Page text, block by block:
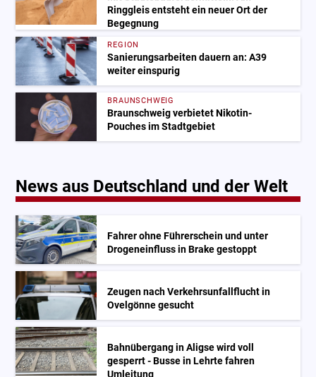
Ringgleis entsteht ein neuer Ort der
Begegnung
REGION
Sanierungsarbeiten dauern an: A39
weiter einspurig
BRAUNSCHWEIG
Braunschweig verbietet Nikotin-
Pouches im Stadtgebiet
News aus Deutschland und der Welt
Fahrer ohne Führerschein und unter
Drogeneinfluss in Brake gestoppt
Zeugen nach Verkehrsunfallflucht in
Ovelgönne gesucht
Bahnübergang in Aligse wird voll
gesperrt - Busse in Lehrte fahren
Umleitung